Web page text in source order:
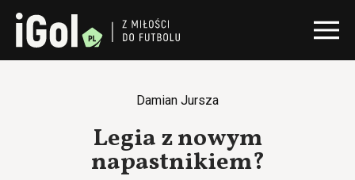
Damian Jursza
Legia z nowym
napastnikiem?